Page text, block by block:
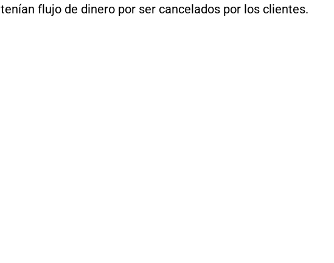
tenían flujo de dinero por ser cancelados por los clientes.